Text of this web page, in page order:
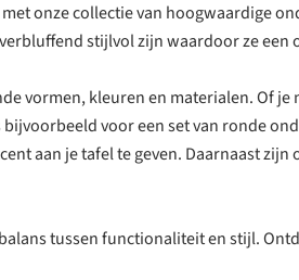
onze collectie van hoogwaardige
stijlvol zijn waardoor ze
vormen, kleuren en materialen. Of
voor een set van ronde
aan je tafel te geven. Daarnaast
tussen functionaliteit en stijl.